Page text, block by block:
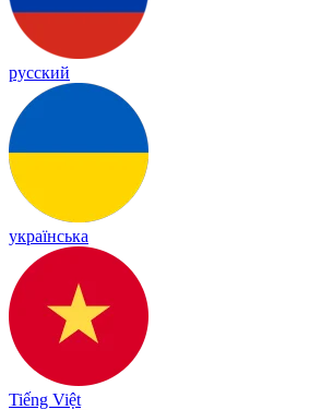
русский
українська
Tiếng Việt